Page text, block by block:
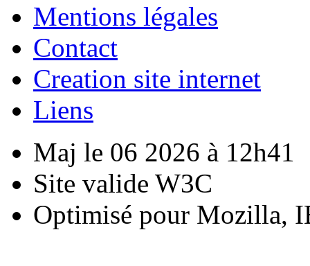
Mentions légales
Contact
Creation site internet
Liens
Maj le 06 2026 à 12h41
Site valide W3C
Optimisé pour Mozilla,